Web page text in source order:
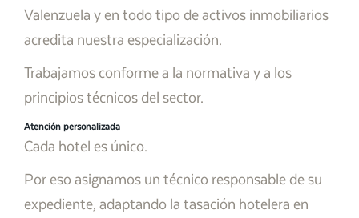
Valenzuela y en todo tipo de activos inmobiliarios
acredita nuestra especialización.
Trabajamos conforme a la normativa y a los
principios técnicos del sector.
Atención personalizada
Cada hotel es único.
Por eso asignamos un técnico responsable de su
expediente, adaptando la tasación hotelera en